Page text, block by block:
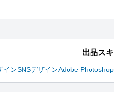
出品ス
インSNSデザインAdobe Photoshop